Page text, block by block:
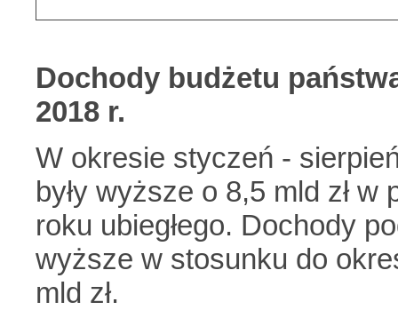
Dochody budżetu
2018 r.
W okresie styczeń -
były wyższe o 8,5 mld zł
roku ubiegłego. Dochody
wyższe w stosunku do
mld zł.